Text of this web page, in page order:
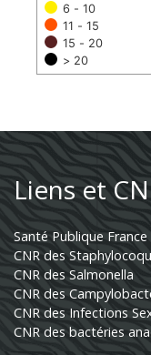
6 - 10
11 - 15
15 - 20
> 20
Liens et
Santé Publique France
CNR des
CNR des Salmonella
CNR des
CNR des Infections
CNR des bactéries